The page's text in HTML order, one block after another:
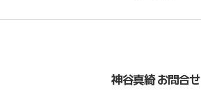
神谷真綺 お問合せ